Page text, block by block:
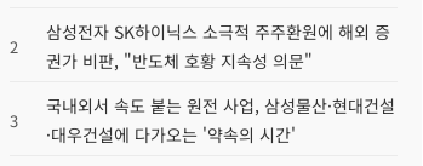
2
삼성전자 SK하이닉스 소극적 주주환원에 해외 증
권가 비판, "반도체 호황 지속성 의문"
3
국내외서 속도 붙는 원전 사업, 삼성물산·현대건설
·대우건설에 다가오는 '약속의 시간'